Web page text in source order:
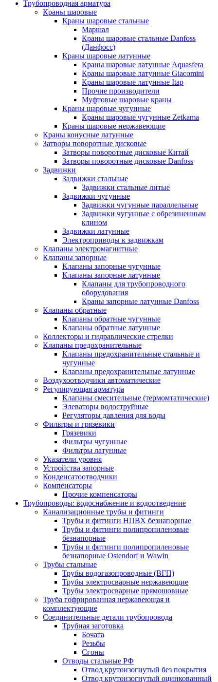
Трубопроводная арматура
Краны шаровые
Краны шаровые стальные
Маршал
Краны шаровые стальные Danfoss
(Данфосс)
Краны шаровые латунные
Краны шаровые латунные Aquasfera
Краны шаровые латунные Giacomini
Краны шаровые латунные Itap
Прочие производители
Муфтовые шаровые краны
Краны шаровые чугунные
Краны шаровые чугунные Zetkama
Краны шаровые нержавеющие
Краны конусные латунные
Затворы поворотные дисковые
Затворы поворотные дисковые Китай
Затворы поворотные дисковые Danfoss
Задвижки
Задвижки стальные
Задвижки стальные литые
Задвижки чугунные
Задвижки чугунные параллельные
Задвижки чугунные с обрезиненным
клином
Задвижки латунные
Электроприводы к задвижкам
Клапаны электромагнитные
Клапаны запорные
Клапаны запорные чугунные
Клапаны запорные латунные
Клапаны для трубопроводного
оборудования
Краны запорные латунные Danfoss
Клапаны обратные
Клапаны обратные чугунные
Клапаны обратные латунные
Коллекторы и гидравлические стрелки
Клапаны предохранительные
Клапаны предохранительные стальные и
чугунные
Клапаны предохранительные латунные
Воздухоотводчики автоматические
Регулирующая арматура
Клапаны смесительные (термомтатические)
Элеваторы водоструйные
Регуляторы давления для воды
Фильтры и грязевики
Грязевики
Фильтры чугунные
Фильтры латунные
Указатели уровня
Устройства запорные
Конденсатоотводчики
Компенсаторы
Прочие компенсаторы
Трубопроводы: водоснабжение и водоотведение
Канализационные трубы и фитинги
Трубы и фитинги НПВХ безнапорные
Трубы и фитинги полипропиленовые
безнапорные
Трубы и фитинги полипропиленовые
безнапорные Ostendorf и Wawin
Трубы стальные
Трубы водогазопроводные (ВГП)
Трубы электросварные нержавеющие
Трубы электросварные прямошовные
Труба гофрированная нержавеющая и
комплектующие
Соединительные детали трубопровода
Трубная заготовка
Бочата
Резьбы
Сгоны
Отводы стальные РФ
Отвод крутоизогнутый без покрытия
Отвод крутоизогнутый оцинкованный